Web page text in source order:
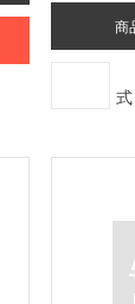
商
式